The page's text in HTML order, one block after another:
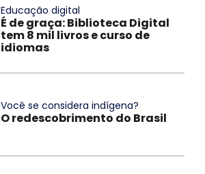
Educação digital
É de graça: Biblioteca Digital
tem 8 mil livros e curso de
idiomas
Você se considera indígena?
O redescobrimento do Brasil